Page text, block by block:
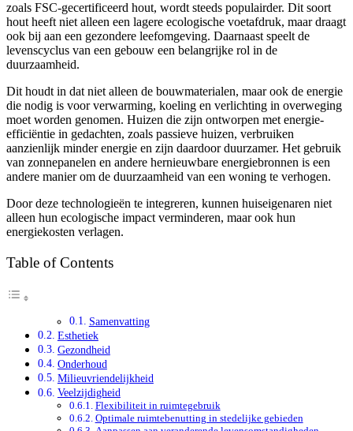
zoals FSC-gecertificeerd hout, wordt steeds populairder. Dit soort
hout heeft niet alleen een lagere ecologische voetafdruk, maar draagt
ook bij aan een gezondere leefomgeving. Daarnaast speelt de
levenscyclus van een gebouw een belangrijke rol in de
duurzaamheid.
Dit houdt in dat niet alleen de bouwmaterialen, maar ook de energie
die nodig is voor verwarming, koeling en verlichting in overweging
moet worden genomen. Huizen die zijn ontworpen met energie-
efficiëntie in gedachten, zoals passieve huizen, verbruiken
aanzienlijk minder energie en zijn daardoor duurzamer. Het gebruik
van zonnepanelen en andere hernieuwbare energiebronnen is een
andere manier om de duurzaamheid van een woning te verhogen.
Door deze technologieën te integreren, kunnen huiseigenaren niet
alleen hun ecologische impact verminderen, maar ook hun
energiekosten verlagen.
Table of Contents
Samenvatting
Esthetiek
Gezondheid
Onderhoud
Milieuvriendelijkheid
Veelzijdigheid
Flexibiliteit in ruimtegebruik
Optimale ruimtebenutting in stedelijke gebieden